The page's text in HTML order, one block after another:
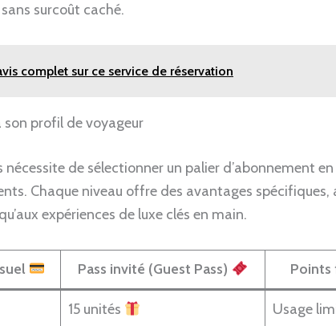
surcoût caché.
complet sur ce service de réservation
profil de voyageur
nécessite de sélectionner un palier d’abonnement
Chaque niveau offre des avantages spécifiques,
expériences de luxe clés en main.
Pass invité (Guest Pass)
15 unités Usage